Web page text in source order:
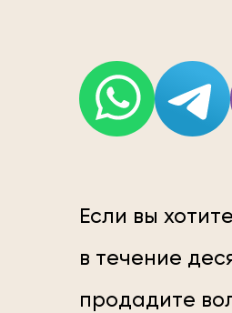
Если вы
в течение
продадите